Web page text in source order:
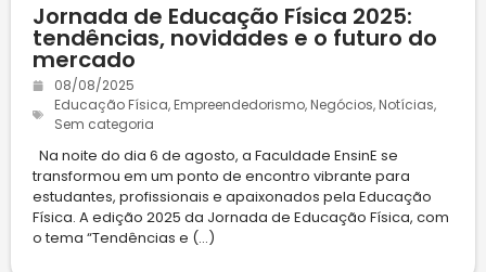
Jornada de Educação Física 2025:
tendências, novidades e o futuro do
mercado
08/08/2025
Educação Física, Empreendedorismo, Negócios, Notícias,
Sem categoria
Na noite do dia 6 de agosto, a Faculdade EnsinE se
transformou em um ponto de encontro vibrante para
estudantes, profissionais e apaixonados pela Educação
Física. A edição 2025 da Jornada de Educação Física, com
o tema “Tendências e (...)